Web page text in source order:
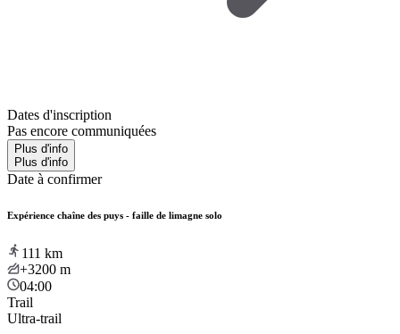
Dates d'inscription
Pas encore communiquées
Plus d'info
Plus d'info
Date à confirmer
Expérience chaîne des puys - faille de limagne solo
111 km
+3200 m
04:00
Trail
Ultra-trail